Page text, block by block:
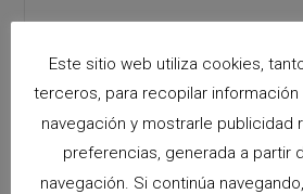
Acepto lapolítica de
Este sitio web utiliza cookies,
terceros, para recopilar
navegación y mostrarle publicidad
preferencias, generada a partir
navegación. Si continúa